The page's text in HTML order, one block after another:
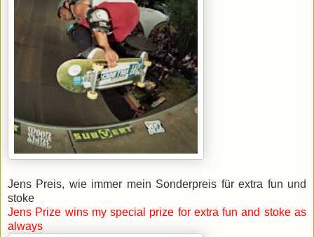
Jens Preis, wie immer mein Sonderpreis für extra fun und
stoke
Jens Prize wins my special prize for extra fun and stoke as
always